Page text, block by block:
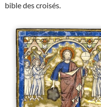
bible des croisés.